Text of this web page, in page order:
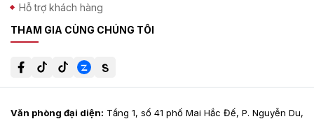
Hỗ trợ khách hàng
THAM GIA CÙNG CHÚNG TÔI
Văn phòng đại diện: Tầng 1, số 41 phố Mai Hắc Đế, P. Nguyễn Du,